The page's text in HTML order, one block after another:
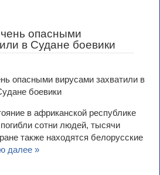
опасными
в Судане боевики
в африканской республике
сотни людей, тысячи
также находятся белорусские
далее »